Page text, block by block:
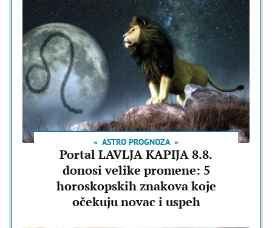
ASTRO PROGNOZA
Portal LAVLJA KAPIJA 8.8.
donosi velike promene: 5
horoskopskih znakova koje
očekuju novac i uspeh